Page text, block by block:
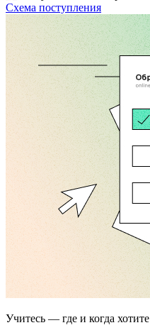
Схема поступления
Учитесь — где и когда хотите